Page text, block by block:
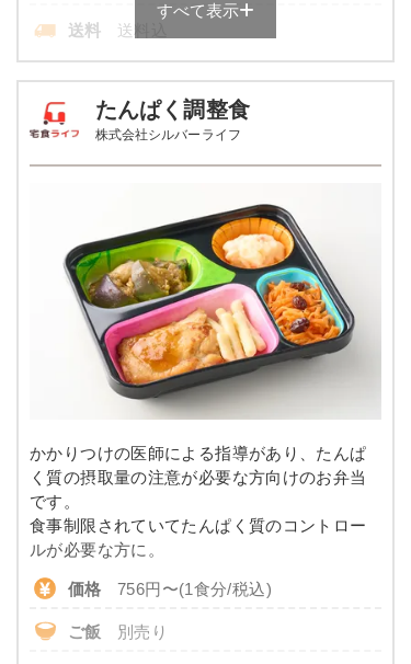
栄養素
-
※メニューの補足
-
ホッケの一夜干し焼き
ソーセージのポトフ風
しっとり卯の花
栄養素
※メニューの補足
メニュー例をもっと見る
※ その他備考
メニューは日替わりです（メニューは一例です）
送料 送料込
各店舗によって価格は異なります。
糖質カロリー調整食の栄養素例
カロリー 170kcal
塩分 1.8g
タンパク質 7.4g
脂質 10.1g
10.6g
リン 109.3mg
カリウム
コレステロール
すべて表示
たんぱく調整食
株式会社シルバーライフ
かかりつけの医師による指導があり、たんぱ
く質の摂取量の注意が必要な方向けのお弁当
です。
食事制限されていてたんぱく質のコントロー
ルが必要な方に。
価格 756円〜(1食分/税込)
ご飯 別売り